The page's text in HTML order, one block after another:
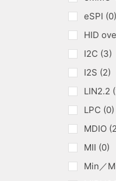
eSPI (0)
HID
I2C (3)
I2S (2)
LIN2.2
LPC (0)
MDIO
MII (0)
Min／